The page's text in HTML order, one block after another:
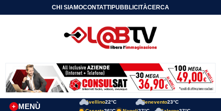
CHI SIAMOCONTATTIPUBBLICITÀCERCA
MENÙ
+
Avellino22°C Benevento23°C